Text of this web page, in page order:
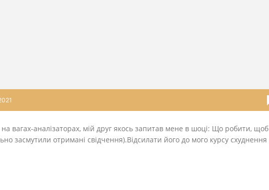
вагах-аналізаторах, мій друг якось запитав мене в шоці: Що робити, щоб
засмутили отримані свідчення).Відсилати його до мого курсу схуднення